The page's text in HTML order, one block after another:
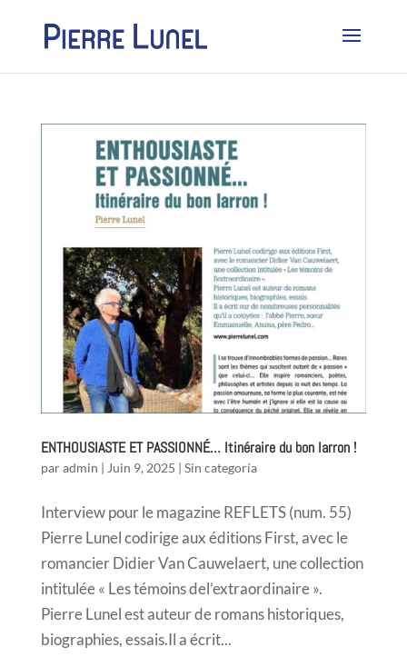
ENTHOUSIASTE ET PASSIONNÉ… Itinéraire du bon larron !
paradmin | Juin 9, 2025 | Sin categoría
Interview pour le magazine REFLETS (num. 55)
Pierre Lunel codirige aux éditions First, avec le
romancier Didier Van Cauwelaert, une collection
intitulée « Les témoins del’extraordinaire ».
Pierre Lunel est auteur de romans historiques,
biographies, essais.Il a écrit...